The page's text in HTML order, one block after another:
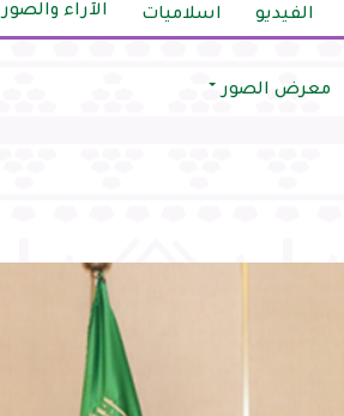
الفيديو اسلاميات الآراء والصور
معرض الصور